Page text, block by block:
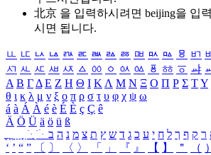
北京 을 입력하시려면 beijing을 입
시면 됩니다.
ㅥ ㅦ ㅧ ㅨ ㅩ ㅪ ㅫ ㅬ ㅭ ㅮ ㅯ ㅰ ㅱ ㅲ
ㅺ ㅻ ㅼ ㅽ ㅾ ㅿ ㆀ ㆁ ㆂ ㆃ ㆄ ㆅ ㆆ ㆇ
Α Β ΓΔ Ε Ζ Η Θ Ι ΚΛ Μ Ν Ξ Ο Π Ρ Σ ΤΥ
θ ι κ λ μ ν ξ ο π ρ σ τ υ φ χ ψ ω
á à Á À é è É È ç Ç ê
Ä Ö Ü ä ö ü ß
ִֶֹ ֻּ ׁׂ ר ק ף ך ל ח י ע כ ג ד ש ץ ת צ מ נ ה ב
‘ ’ “ ” 〔 〕 〈 〉 「 」 『 』 【 】 ＂ （ ）